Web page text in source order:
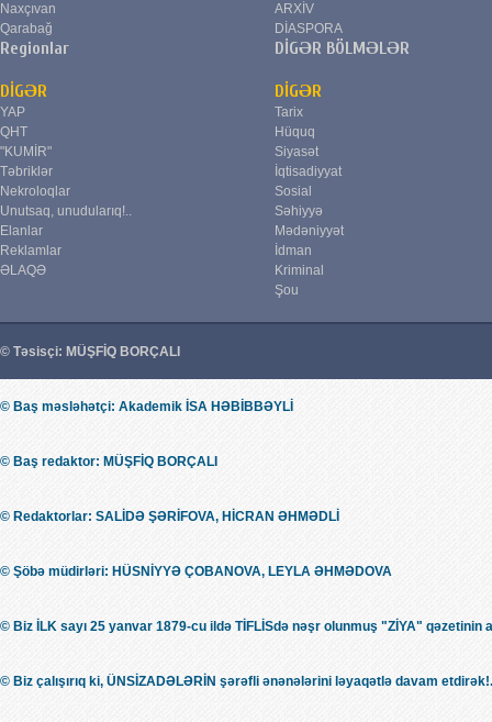
Naxçıvan
Qarabağ
Regionlar
ARXİV
DİASPORA
DİGƏR BÖLMƏLƏR
DİGƏR
YAP
QHT
"KUMİR"
Təbriklər
Nekroloqlar
Unutsaq, unudularıq!..
Elanlar
Reklamlar
ƏLAQƏ
DİGƏR
Tarix
Hüquq
Siyasət
İqtisadiyyat
Sosial
Səhiyyə
Mədəniyyət
İdman
Kriminal
Şou
© Təsisçi: MÜŞFİQ BORÇALI
© Baş məsləhətçi: Akademik İSA HƏBİBBƏYLİ
© Baş redaktor: MÜŞFİQ BORÇALI
© Redaktorlar: SALİDƏ ŞƏRİFOVA, HİCRAN ƏHMƏDLİ
© Şöbə müdirləri: HÜSNİYYƏ ÇOBANOVA, LEYLA ƏHMƏDOVA
© Biz İLK sayı 25 yanvar 1879-cu ildə TİFLİSdə nəşr olunmuş "ZİYA" qəzetinin
© Biz çalışırıq ki, ÜNSİZADƏLƏRİN şərəfli ənənələrini ləyaqətlə davam